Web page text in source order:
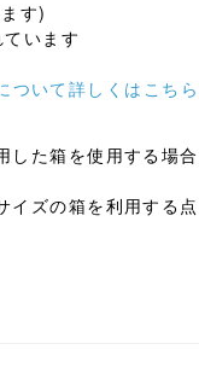
す)
います
ついて詳しくはこちら
した箱を使用する場合
イズの箱を利用する点